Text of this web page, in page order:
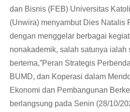
dan Bisnis (FEB) Universitas
(Unwira) menyambut Dies Natalis
dengan menggelar berbagai
nonakademik, salah satunya ialah
bertema,”Peran Strategis
BUMD, dan Koperasi dalam
Ekonomi dan Pembangunan
berlangsung pada Senin (28/10/